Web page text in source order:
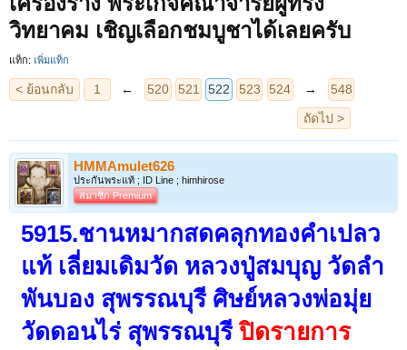
วิทยาคม เชิญเลือกชมบูชาได้เลยครับ
แท็ก: เพิ่มแท็ก
ถัดไป >
HMMAmulet626
ประกันพระแท้ ; ID Line ; himhirose
สมาชิก Premium
5915.ชานหมากสดคลุกทองคำเปลว
แท้ เลี่ยมเดิมวัด หลวงปู่สมบุญ วัดลำ
พันบอง สุพรรณบุรี ศิษย์หลวงพ่อมุ่ย
วัดดอนไร่ สุพรรณบุรีปิดรายการ